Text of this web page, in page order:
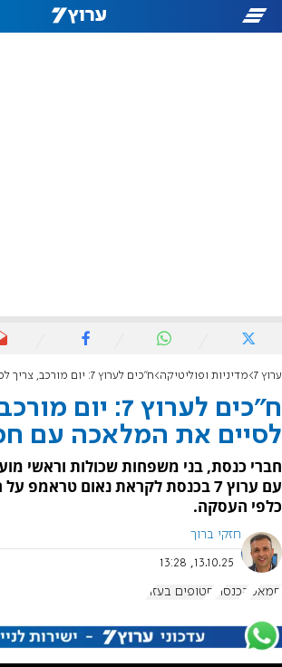
ערוץ 7 מדיניות ופוליטיקה ח"כים לערוץ 7: יום מורכב, צריך לסיים את המלאכה עם חמאס
ח"כים לערוץ 7: יום
לסיים את המלאכה עם
חברי כנסת, בני משפחות שכולות וראשי
עם ערוץ 7 בכנסת לקראת נאום
כלפי העסקה.
חזקי ברוך
13.10.25, 13:28
חמאס הכנסת חטופים בעזה